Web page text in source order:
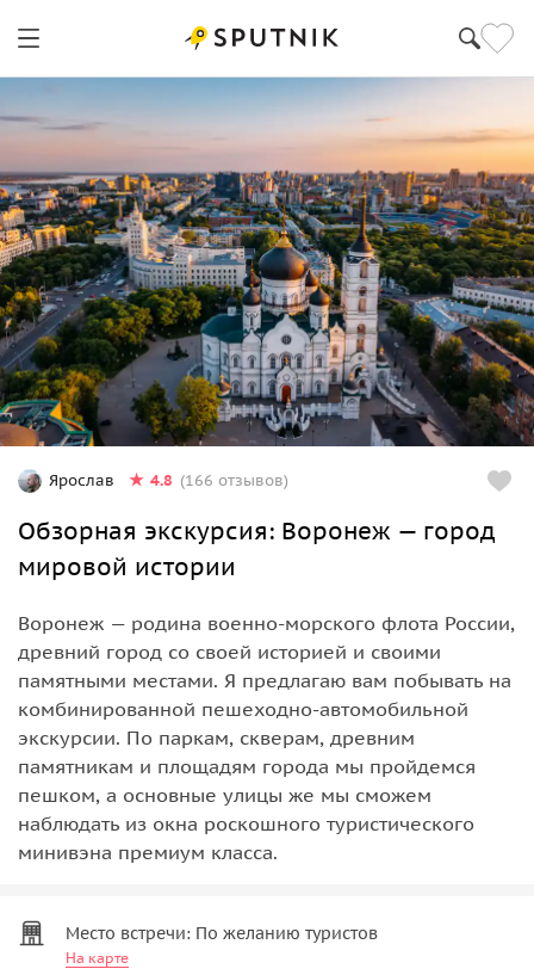
Ярослав 4.8 (166 отзывов)
Обзорная экскурсия: Воронеж — город
мировой истории
Воронеж — родина военно-морского флота России,
древний город со своей историей и своими
памятными местами. Я предлагаю вам побывать на
комбинированной пешеходно-автомобильной
экскурсии. По паркам, скверам, древним
памятникам и площадям города мы пройдемся
пешком, а основные улицы же мы сможем
наблюдать из окна роскошного туристического
минивэна премиум класса.
Место встречи: По желанию туристов
На карте